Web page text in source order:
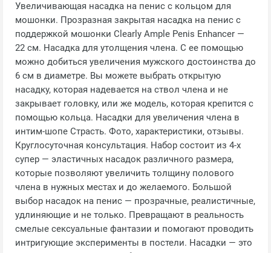
Увеличивающая насадка на пенис с кольцом для
мошонки. Прозразная закрытая насадка на пенис с
поддержкой мошонки Clearly Ample Penis Enhancer —
22 см. Насадка для утолщения члена. С ее помощью
можно добиться увеличения мужского достоинства до
6 см в диаметре. Вы можете выбрать открытую
насадку, которая надевается на ствол члена и не
закрывает головку, или же модель, которая крепится с
помощью кольца. Насадки для увеличения члена в
интим-шопе Страсть. Фото, характеристики, отзывы.
Круглосуточная консультация. Набор состоит из 4-х
супер — эластичных насадок различного размера,
которые позволяют увеличить толщину полового
члена в нужных местах и до желаемого. Большой
выбор насадок на пенис — прозрачные, реалистичные,
удлиняющие и не только. Превращают в реальность
смелые сексуальные фантазии и помогают проводить
интригующие эксперименты в постели. Насадки — это